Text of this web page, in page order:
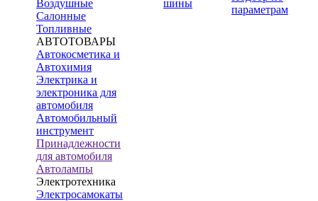
Воздушные
Салонные
Топливные
АВТОТОВАРЫ
Автокосметика и
Автохимия
Электрика и
электроника для
автомобиля
Автомобильный
инструмент
Принадлежности
для автомобиля
Автолампы
Электротехника
Электросамокаты
шины
параметрам